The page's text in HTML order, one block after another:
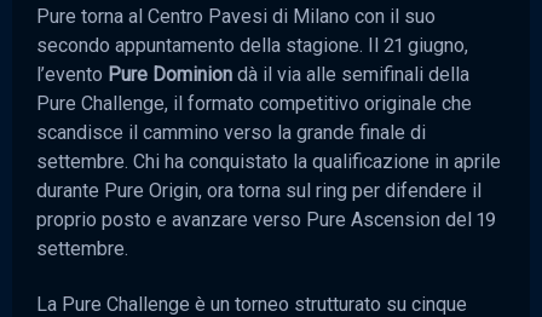
Pure torna al Centro Pavesi di Milano con il suo
secondo appuntamento della stagione. Il 21 giugno,
l’evento Pure Dominion dà il via alle semifinali della
Pure Challenge, il formato competitivo originale che
scandisce il cammino verso la grande finale di
settembre. Chi ha conquistato la qualificazione in aprile
durante Pure Origin, ora torna sul ring per difendere il
proprio posto e avanzare verso Pure Ascension del 19
settembre.
La Pure Challenge è un torneo strutturato su cinque